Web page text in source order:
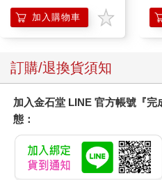
加入購物車
訂購/退換貨須知
加入金石堂 LINE 官方帳號『
態：